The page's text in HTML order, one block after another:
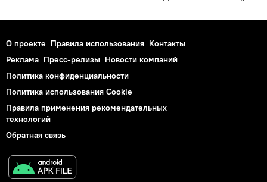
О проекте Правила использования Контакты
Реклама Пресс-релизы Новости компаний
Политика конфиденциальности
Политика использования Cookie
Правила применения рекомендательных
технологий
Обратная связь